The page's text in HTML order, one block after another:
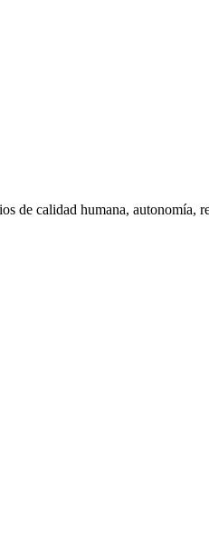
calidad humana, autonomía,